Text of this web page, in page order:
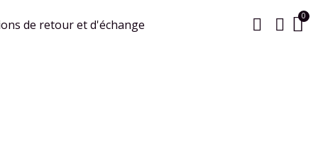
de retour et d'échange